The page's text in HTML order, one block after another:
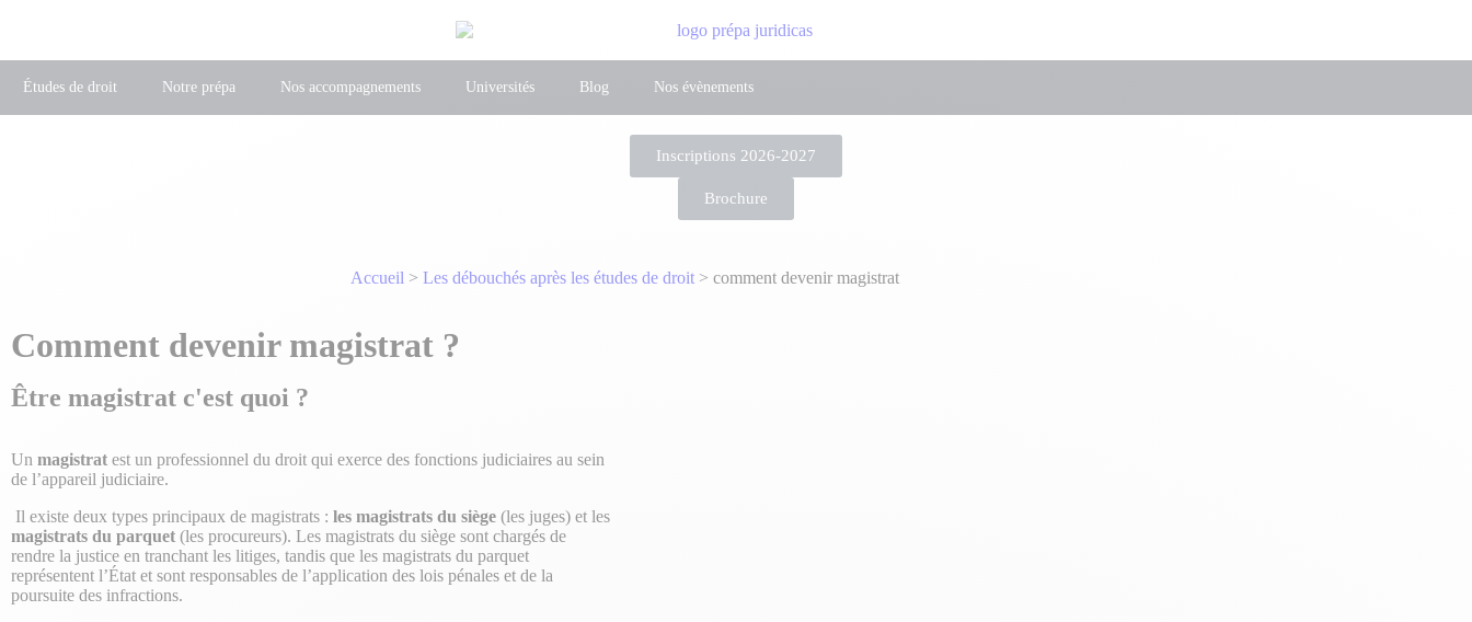
Études de droit Notre prépa Nos accompagnements Universités Blog Nos évènements
Inscriptions 2026-2027
Brochure
Accueil > Les débouchés après les études de droit> comment devenir magistrat
Comment devenir magistrat ?
Être magistrat c'est quoi ?
Un magistrat est un professionnel du droit qui exerce des fonctions judiciaires au sein
de l’appareil judiciaire.
Il existe deux types principaux de magistrats : les magistrats du siège (les juges) et les
magistrats du parquet (les procureurs). Les magistrats du siège sont chargés de
rendre la justice en tranchant les litiges, tandis que les magistrats du parquet
représentent l’État et sont responsables de l’application des lois pénales et de la
poursuite des infractions.